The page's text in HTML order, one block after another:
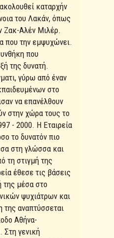
καταρχήν
του Λακάν, όπως
Ζακ-Αλέν Μιλέρ.
που την εμψυχώνει.
που
της δυνατή.
γύρω από έναν
στο
να επανέλθουν
στην χώρα τους το
- 2000. Η Εταιρεία
το δυνατόν πιο
στη γλώσσα και
τη στιγμή της
έθεσε τις βάσεις
της μέσα στο
ψυχιάτρων και
αναπτύσσεται
Αθήνα-
Στη γενική